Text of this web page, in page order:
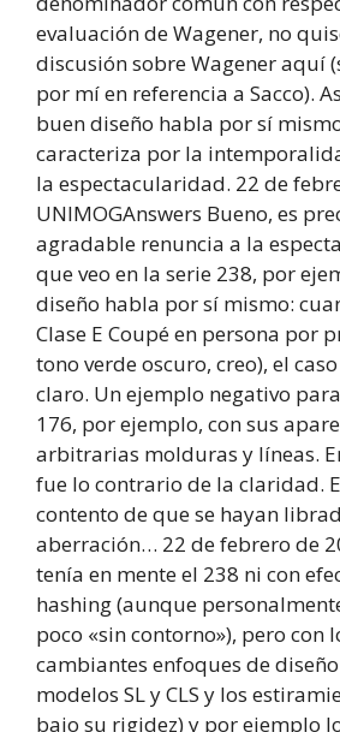
evaluación de Wagener, no
discusión sobre Wagener aquí
por mí en referencia a Sacco).
buen diseño habla por sí
caracteriza por la
la espectacularidad. 22 de
UNIMOGAnswers Bueno, es
agradable renuncia a la
que veo en la serie 238, por
diseño habla por sí mismo:
Clase E Coupé en persona por
tono verde oscuro, creo), el
claro. Un ejemplo negativo
176, por ejemplo, con sus
arbitrarias molduras y líneas.
fue lo contrario de la claridad.
contento de que se hayan
aberración… 22 de febrero de
tenía en mente el 238 ni con
hashing (aunque
poco «sin contorno»), pero con
cambiantes enfoques de diseño
modelos SL y CLS y los
bajo su rigidez) y por ejemplo